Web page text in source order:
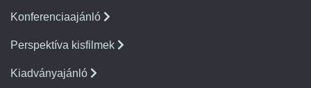
Konferenciaajánló
Perspektíva kisfilmek
Kiadványajánló